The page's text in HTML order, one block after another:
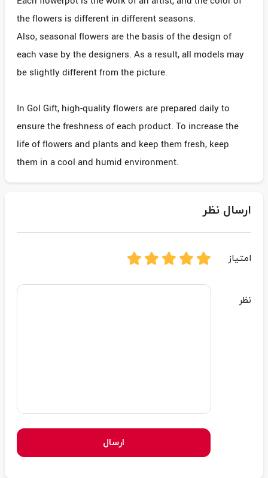
the flowers is different in different seasons.
Also, seasonal flowers are the basis of the design of
each vase by the designers. As a result, all models may
be slightly different from the picture.
In Gol Gift, high-quality flowers are prepared daily to
ensure the freshness of each product. To increase the
life of flowers and plants and keep them fresh, keep
them in a cool and humid environment.
ارسال نظر
امتیاز
نظر
ارسال